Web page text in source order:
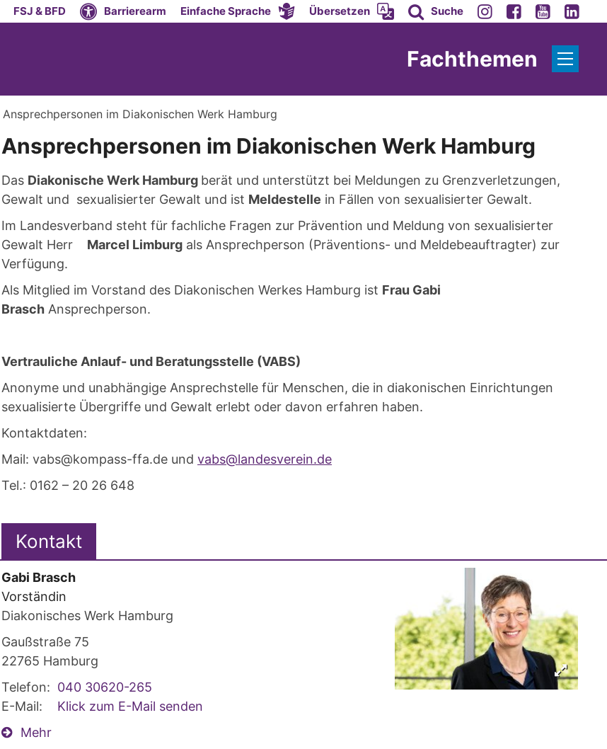
FSJ & BFD Barrierearm Einfache Sprache Übersetzen Suche
Fachthemen
Ansprechpersonen im Diakonischen Werk Hamburg
Ansprechpersonen im Diakonischen Werk Hamburg
Das Diakonische Werk Hamburg berät und unterstützt bei Meldungen zu Grenzverletzungen,
Gewalt und sexualisierter Gewalt und ist Meldestelle in Fällen von sexualisierter Gewalt.
Im Landesverband steht für fachliche Fragen zur Prävention und Meldung von sexualisierter
Gewalt Herr Marcel Limburg als Ansprechperson (Präventions- und Meldebeauftragter) zur
Verfügung.
Als Mitglied im Vorstand des Diakonischen Werkes Hamburg ist Frau Gabi
Brasch Ansprechperson.
Vertrauliche Anlauf- und Beratungsstelle (VABS)
Anonyme und unabhängige Ansprechstelle für Menschen, die in diakonischen Einrichtungen
sexualisierte Übergriffe und Gewalt erlebt oder davon erfahren haben.
Kontaktdaten:
Mail: vabs@kompass-ffa.de und vabs@landesverein.de
Tel.: 0162 – 20 26 648
Kontakt
Gabi Brasch
Vorständin
Diakonisches Werk Hamburg
Gaußstraße 75
22765 Hamburg
Telefon: 040 30620-265
E-Mail:
Klick zum E-Mail senden
Mehr